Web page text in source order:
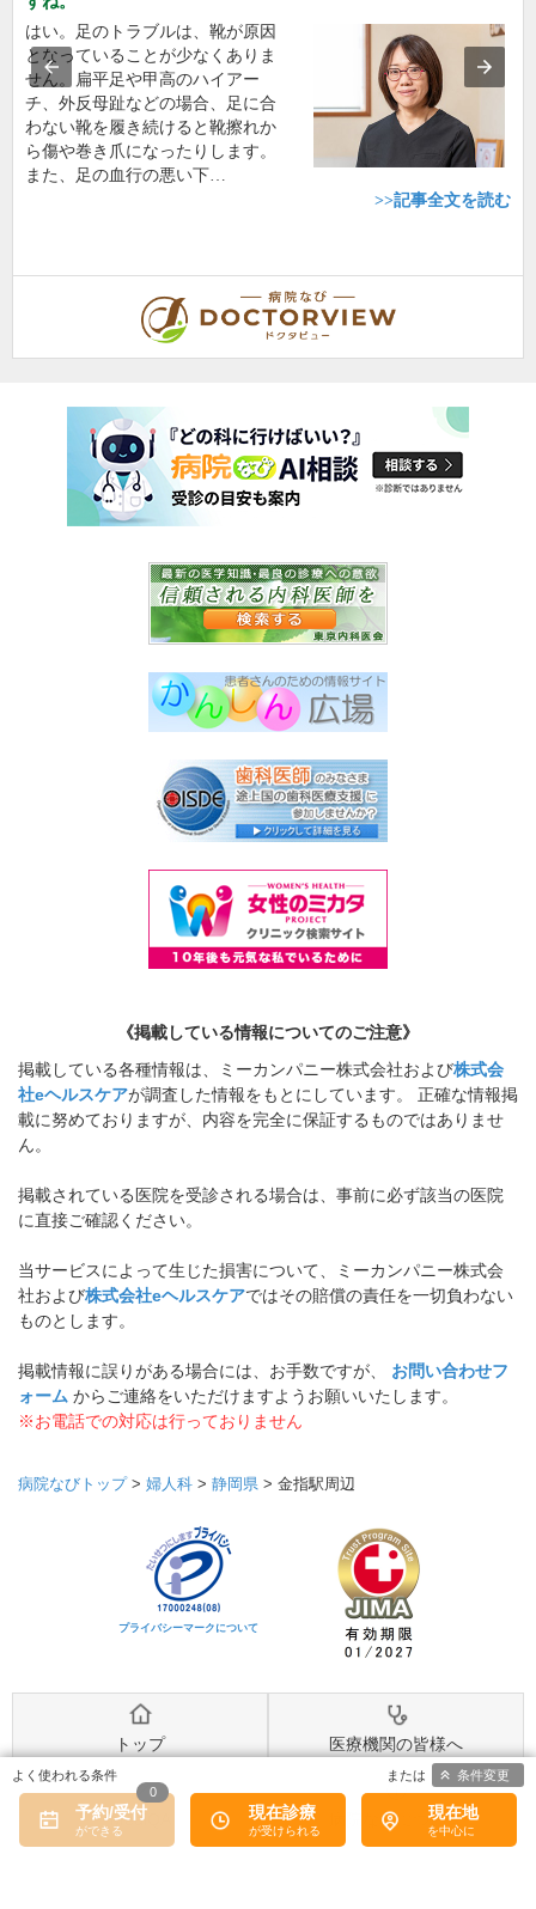
はい。足のトラブルは、靴が原因
となっていることが少なくありま
せん。扁平足や甲高のハイアー
チ、外反母趾などの場合、足に合
わない靴を履き続けると靴擦れか
ら傷や巻き爪になったりします。
また、足の血行の悪い下…
>>記事全文を読む
《掲載している情報についてのご注意》
掲載している各種情報は、ミーカンパニー株式会社および株式会
社eヘルスケアが調査した情報をもとにしています。 正確な情報掲
載に努めておりますが、内容を完全に保証するものではありませ
ん。
掲載されている医院を受診される場合は、事前に必ず該当の医院
に直接ご確認ください。
当サービスによって生じた損害について、ミーカンパニー株式会
社および株式会社eヘルスケアではその賠償の責任を一切負わない
ものとします。
掲載情報に誤りがある場合には、お手数ですが、 お問い合わせフ
ォーム からご連絡をいただけますようお願いいたします。
※お電話での対応は行っておりません
病院なびトップ> 婦人科 > 静岡県 > 金指駅周辺
プライバシーマークについて
トップ 医療機関の皆様へ
MediQA 病院なびについて
予約/受付
0
現在診療 現在地
条件変更